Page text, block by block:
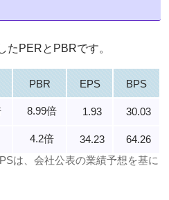
たPERとPBRです。
PBR EPS
BPS
8.99倍 1.93
30.03
4.2倍 34.23
64.26
は、会社公表の業績予想を基に